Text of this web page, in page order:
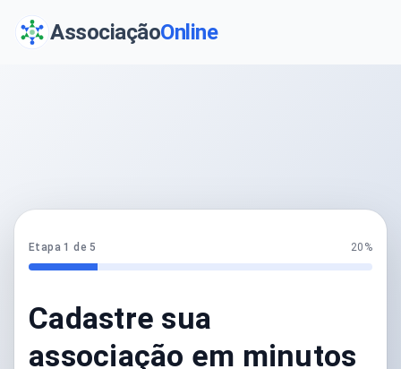
AssociaçãoOnline
Etapa 1 de 5 20%
Cadastre sua
associação em minutos